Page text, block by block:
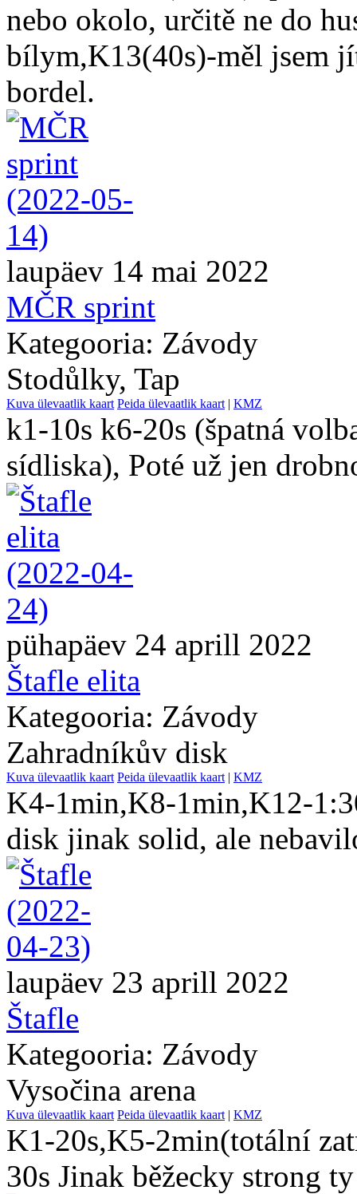
nebo okolo, určitě ne do
bílym,K13(40s)-měl jsem
bordel.
laupäev 14 mai 2022
MČR sprint
Kategooria: Závody
Stodůlky, Tap
Kuva ülevaatlik kaart Peida ülevaatlik kaart | KMZ
k1-10s k6-20s (špatná
sídliska), Poté už jen
pühapäev 24 aprill 2022
Štafle elita
Kategooria: Závody
Zahradníkův disk
Kuva ülevaatlik kaart Peida ülevaatlik kaart | KMZ
K4-1min,K8-1min,K12-
disk jinak solid, ale
laupäev 23 aprill 2022
Štafle
Kategooria: Závody
Vysočina arena
Kuva ülevaatlik kaart Peida ülevaatlik kaart | KMZ
K1-20s,K5-2min(totální
30s Jinak běžecky strong